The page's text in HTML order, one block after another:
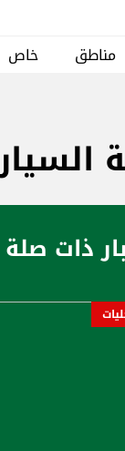
مناطق خاص
ذات صلة